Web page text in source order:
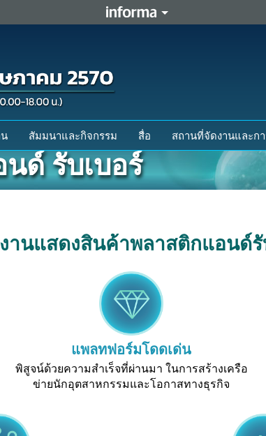
สัมมนาและกิจกรรม สื่อ สถานที่จัดงานและก
ด์ รับเบอร์
านแสดงสินค้าพลาสติกแอนด์
แพลทฟอร์มโดดเด่น
พิสูจน์ด้วยความสำเร็จที่ผ่านมา ในการสร้างเครือ
ข่ายนักอุตสาหกรรมและโอกาสทางธุรกิจ